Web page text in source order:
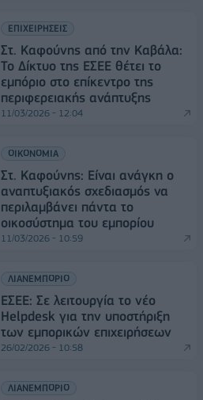
ΕΠΙΧΕΙΡΗΣΕΙΣ
Στ. Καφούνης από την Καβάλα:
Το Δίκτυο της ΕΣΕΕ θέτει το
εμπόριο στο επίκεντρο της
περιφερειακής ανάπτυξης
11/03/2026 - 12:04
ΟΙΚΟΝΟΜΙΑ
Στ. Καφούνης: Είναι ανάγκη ο
αναπτυξιακός σχεδιασμός να
περιλαμβάνει πάντα το
οικοσύστημα του εμπορίου
11/03/2026 - 10:59
ΛΙΑΝΕΜΠΟΡΙΟ
ΕΣΕΕ: Σε λειτουργία το νέο
Helpdesk για την υποστήριξη
των εμπορικών επιχειρήσεων
26/02/2026 - 10:58
ΛΙΑΝΕΜΠΟΡΙΟ